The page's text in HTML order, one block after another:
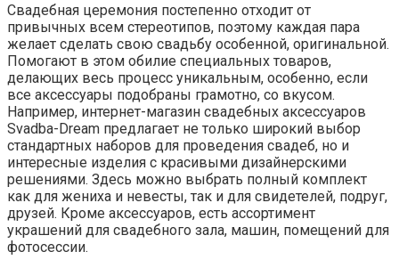
Свадебная церемония постепенно отходит от
привычных всем стереотипов, поэтому каждая пара
желает сделать свою свадьбу особенной, оригинальной.
Помогают в этом обилие специальных товаров,
делающих весь процесс уникальным, особенно, если
все аксессуары подобраны грамотно, со вкусом.
Например, интернет-магазин свадебных аксессуаров
Svadba-Dream предлагает не только широкий выбор
стандартных наборов для проведения свадеб, но и
интересные изделия с красивыми дизайнерскими
решениями. Здесь можно выбрать полный комплект
как для жениха и невесты, так и для свидетелей, подруг,
друзей. Кроме аксессуаров, есть ассортимент
украшений для свадебного зала, машин, помещений для
фотосессии.